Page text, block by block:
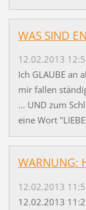
WAS SIND
12.02.2013
Ich GLAUBE an
mir fallen
... UND zum
eine Wort
WARNUNG:
12.02.2013
12.02.2013